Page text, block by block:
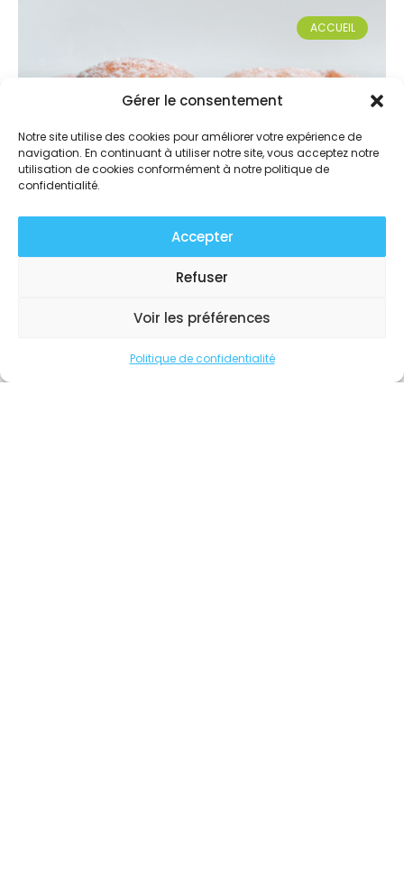
Gérer le consentement
Notre site utilise des cookies pour améliorer votre expérience de
navigation. En continuant à utiliser notre site, vous acceptez notre
utilisation de cookies conformément à notre politique de
confidentialité.
Accepter
Refuser
Voir les préférences
Politique de confidentialité
ACCUEIL
LIRE LE MAGAZINE »